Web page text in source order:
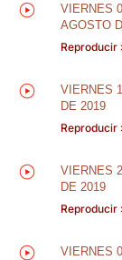
VIERNES
AGOSTO
Reproducir
VIERNES
DE 2019
Reproducir
VIERNES
DE 2019
Reproducir
VIERNES